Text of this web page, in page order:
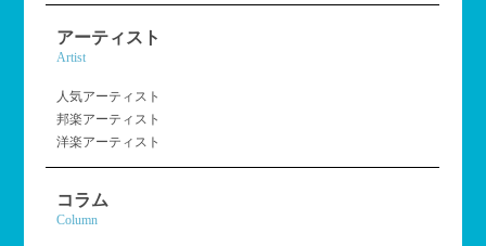
アーティスト
Artist
人気アーティスト
邦楽アーティスト
洋楽アーティスト
コラム
Column